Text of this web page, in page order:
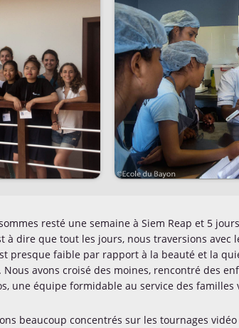
resté une semaine à Siem Reap et 5
à dire que tout les jours, nous traversions
presque faible par rapport à la beauté et la
avons croisé des moines, rencontré des
une équipe formidable au service des familles
beaucoup concentrés sur les tournages